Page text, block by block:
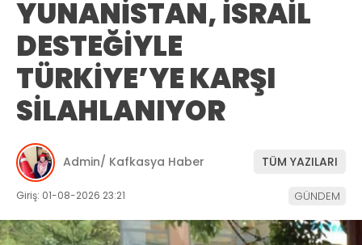
YUNANİSTAN, İSRAİL
DESTEĞİYLE
TÜRKİYE’YE KARŞI
SİLAHLANIYOR
Admin/ Kafkasya Haber TÜM YAZILARI
Giriş: 01-08-2026 23:21 GÜNDEM